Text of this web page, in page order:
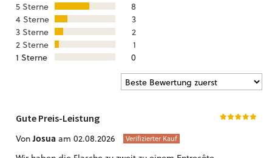
5 Sterne
8
4 Sterne
3
3 Sterne
2
2 Sterne
1
1 Sterne
0
Gute Preis-Leistung
VonJosua am 02.08.2026 Verifizierter Kauf